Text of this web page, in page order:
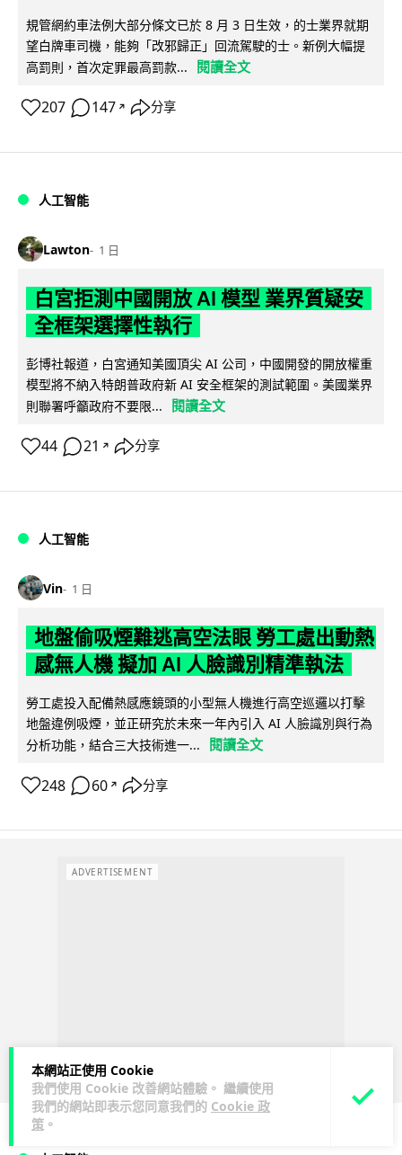
本網站正使用 Cookie
我們使用 Cookie 改善網站體驗。 繼續使用
我們的網站即表示您同意我們的 Cookie 政
策 。
規管網約車法例大部分條文已於 8 月 3 日生效，的士業界就期
望白牌車司機，能夠「改邪歸正」回流駕駛的士。新例大幅提
高罰則，首次定罪最高罰款...
閱讀全文
207 147 ↗ 分享
人工智能
Lawton 1 日
白宮拒測中國開放 AI 模型 業界質疑安
全框架選擇性執行
彭博社報道，白宮通知美國頂尖 AI 公司，中國開發的開放權重
模型將不納入特朗普政府新 AI 安全框架的測試範圍。美國業界
則聯署呼籲政府不要限...
閱讀全文
44 21 ↗ 分享
人工智能
Vin 1 日
地盤偷吸煙難逃高空法眼 勞工處出動熱
感無人機 擬加 AI 人臉識別精準執法
勞工處投入配備熱感應鏡頭的小型無人機進行高空巡邏以打擊
地盤違例吸煙，並正研究於未來一年內引入 AI 人臉識別與行為
分析功能，結合三大技術進一...
閱讀全文
248 60 ↗ 分享
ADVERTISEMENT